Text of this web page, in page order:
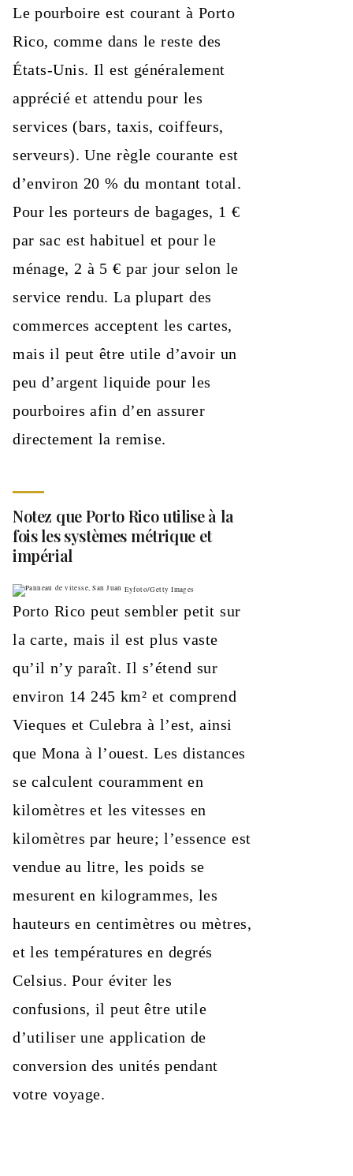
Le pourboire est courant à Porto
Rico, comme dans le reste des
États‑Unis. Il est généralement
apprécié et attendu pour les
services (bars, taxis, coiffeurs,
serveurs). Une règle courante est
d’environ 20 % du montant total.
Pour les porteurs de bagages, 1 €
par sac est habituel et pour le
ménage, 2 à 5 € par jour selon le
service rendu. La plupart des
commerces acceptent les cartes,
mais il peut être utile d’avoir un
peu d’argent liquide pour les
pourboires afin d’en assurer
directement la remise.
Notez que Porto Rico utilise à la
fois les systèmes métrique et
impérial
Eyfoto/Getty Images
Porto Rico peut sembler petit sur
la carte, mais il est plus vaste
qu’il n’y paraît. Il s’étend sur
environ 14 245 km² et comprend
Vieques et Culebra à l’est, ainsi
que Mona à l’ouest. Les distances
se calculent couramment en
kilomètres et les vitesses en
kilomètres par heure; l’essence est
vendue au litre, les poids se
mesurent en kilogrammes, les
hauteurs en centimètres ou mètres,
et les températures en degrés
Celsius. Pour éviter les
confusions, il peut être utile
d’utiliser une application de
conversion des unités pendant
votre voyage.